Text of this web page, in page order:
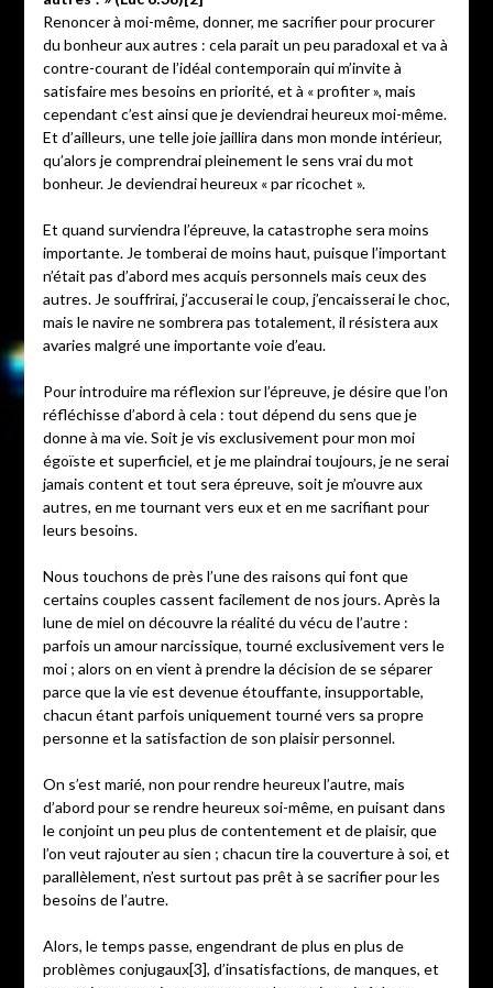
Renoncer à moi-même, donner, me sacrifier pour procurer
du bonheur aux autres : cela parait un peu paradoxal et va à
contre-courant de l’idéal contemporain qui m’invite à
satisfaire mes besoins en priorité, et à « profiter », mais
cependant c’est ainsi que je deviendrai heureux moi-même.
Et d’ailleurs, une telle joie jaillira dans mon monde intérieur,
qu’alors je comprendrai pleinement le sens vrai du mot
bonheur. Je deviendrai heureux « par ricochet ».
Et quand surviendra l’épreuve, la catastrophe sera moins
importante. Je tomberai de moins haut, puisque l’important
n’était pas d’abord mes acquis personnels mais ceux des
autres. Je souffrirai, j’accuserai le coup, j’encaisserai le choc,
mais le navire ne sombrera pas totalement, il résistera aux
avaries malgré une importante voie d’eau.
Pour introduire ma réflexion sur l’épreuve, je désire que l’on
réfléchisse d’abord à cela : tout dépend du sens que je
donne à ma vie. Soit je vis exclusivement pour mon moi
égoïste et superficiel, et je me plaindrai toujours, je ne serai
jamais content et tout sera épreuve, soit je m’ouvre aux
autres, en me tournant vers eux et en me sacrifiant pour
leurs besoins.
Nous touchons de près l’une des raisons qui font que
certains couples cassent facilement de nos jours. Après la
lune de miel on découvre la réalité du vécu de l’autre :
parfois un amour narcissique, tourné exclusivement vers le
moi ; alors on en vient à prendre la décision de se séparer
parce que la vie est devenue étouffante, insupportable,
chacun étant parfois uniquement tourné vers sa propre
personne et la satisfaction de son plaisir personnel.
On s’est marié, non pour rendre heureux l’autre, mais
d’abord pour se rendre heureux soi-même, en puisant dans
le conjoint un peu plus de contentement et de plaisir, que
l’on veut rajouter au sien ; chacun tire la couverture à soi, et
parallèlement, n’est surtout pas prêt à se sacrifier pour les
besoins de l’autre.
Alors, le temps passe, engendrant de plus en plus de
problèmes conjugaux[3], d’insatisfactions, de manques, et